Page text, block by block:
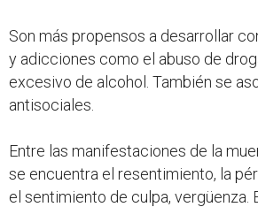
Son más propensos a desarrollar
y adicciones como el abuso de
excesivo de alcohol. También se
antisociales.
Entre las manifestaciones de la
se encuentra el resentimiento, la
el sentimiento de culpa, vergüenza.